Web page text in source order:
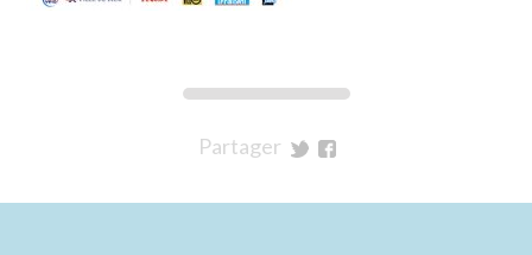
Partager
Twitter
Facebook